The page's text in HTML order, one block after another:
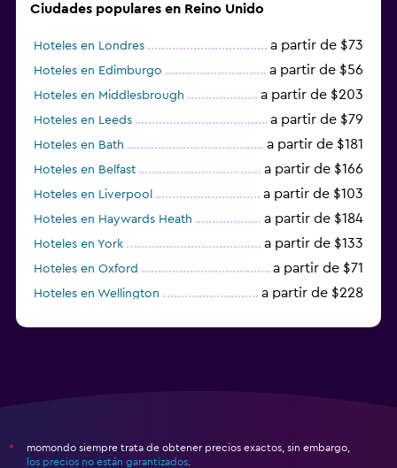
Ciudades populares en Reino Unido
Hoteles en Londres a partir de $73
Hoteles en Edimburgo a partir de $56
Hoteles en Middlesbrough a partir de $203
Hoteles en Leeds a partir de $79
Hoteles en Bath a partir de $181
Hoteles en Belfast a partir de $166
Hoteles en Liverpool a partir de $103
Hoteles en Haywards Heath a partir de $184
Hoteles en York a partir de $133
Hoteles en Oxford a partir de $71
Hoteles en Wellington a partir de $228
*
momondo siempre trata de obtener precios exactos, sin embargo,
los precios no están garantizados